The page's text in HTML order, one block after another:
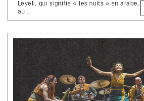
Leyeli, qui signifie « les nuits » en arabe,
au …